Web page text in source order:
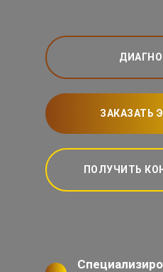
ЗАКАЗАТЬ
ПОЛУЧИТЬ